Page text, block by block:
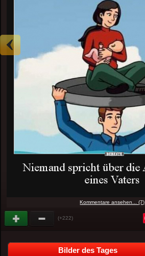
Kommentare ansehen... (7)
(+222)
Bilder des Tages